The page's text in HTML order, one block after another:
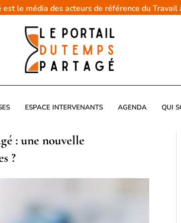
le média des acteurs de référence du
ESPACE INTERVENANTS AGENDA QUI
: une nouvelle
?